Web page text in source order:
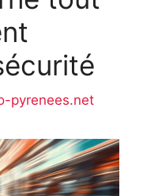
pyrenees.net